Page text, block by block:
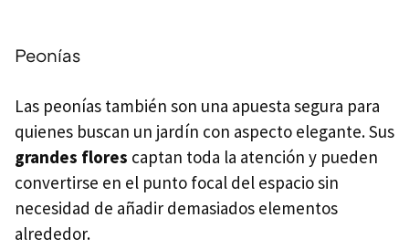
Peonías
Las peonías también son una apuesta segura para
quienes buscan un jardín con aspecto elegante. Sus
grandes flores captan toda la atención y pueden
convertirse en el punto focal del espacio sin
necesidad de añadir demasiados elementos
alrededor.